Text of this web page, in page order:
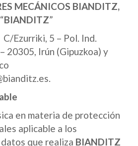
MECÁNICOS BIANDITZ,
BIANDITZ”
C/Ezurriki, 5 – Pol. Ind.
20305, Irún (Gipuzkoa) y
en materia de protección
aplicable a los
que realiza BIANDITZ